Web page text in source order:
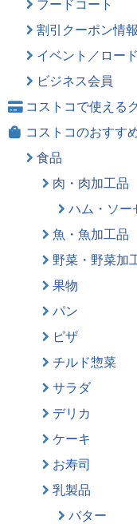
フードコート
割引クーポン情報
イベント／ロー
ビジネス会員
コストコで使える
コストコのおすす
食品
肉・肉加工品
ハム・ソー
魚・魚加工品
野菜・野菜加
果物
パン
ピザ
チルド惣菜
サラダ
デリカ
ケーキ
お寿司
乳製品
バター